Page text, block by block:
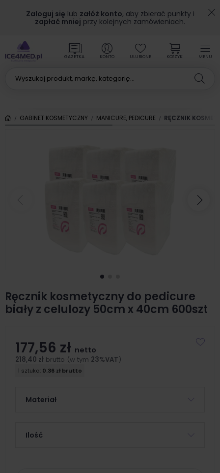
Zaloguj się lub załóż konto, aby zbierać punkty i
zapłać mniej przy kolejnych zamówieniach.
MENU
GAZETKA KONTO ULUBIONE KOSZYK
GABINET KOSMETYCZNY MANICURE, PEDICURE RĘCZNIK
Poprzedni
Ręcznik kosmetyczny do pedicure
biały z celulozy 50cm x 40cm 600szt
177,56 zł netto
218,40 zł brutto (w tym 23%VAT)
1 sztuka: 0.36 zł brutto
Materiał
Ilość